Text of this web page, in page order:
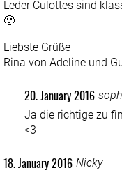
Leder Culottes sind
🙂
Liebste Grüße
Rina von Adeline und
20. January 2016
Ja die richtige zu
<3
Nicky
18. January 2016